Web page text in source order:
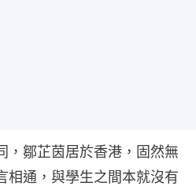
，鄒芷茵居於香港，固然無
相通，與學生之間本就沒有